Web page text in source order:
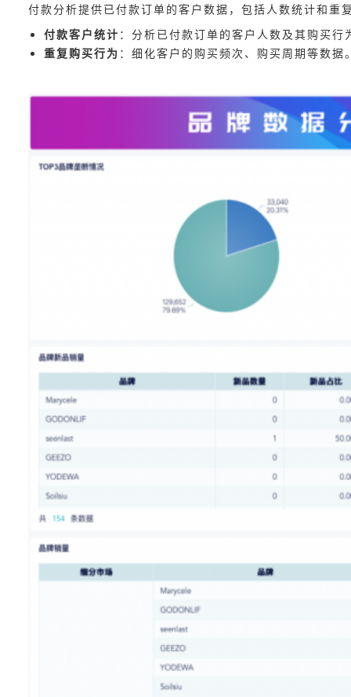
付款分析提供已付款订单的客户数据，包括人数统计和
付款客户统计 ：分析已付款订单的客户人数及其购买行
重复购买行为 ：细化客户的购买频次、购买周期等数据